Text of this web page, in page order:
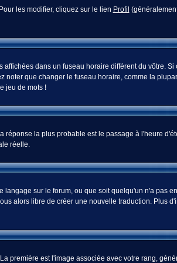
les modifier, cliquez sur le lien Profil
dans un fuseau horaire différent du vôtre.
que changer le fuseau horaire, comme la
jeu de mots !
la plus probable est le passage à l'heure
réelle.
sur le forum, ou que soit quelqu'un n'a pas
alors libre de créer une nouvelle traduction. Plus
première est l'image associée avec votre rang,